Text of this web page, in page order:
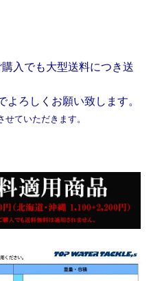
入でも大型送料につき送
ろしくお願い致します。
ていただきます。